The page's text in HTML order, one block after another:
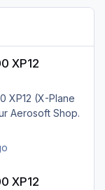
XP12
XP12 (X-Plane
Aerosoft Shop.
XP12